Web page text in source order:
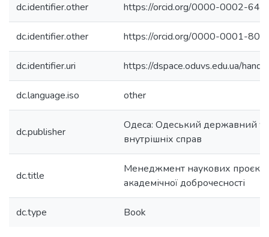
dc.identifier.other https://orcid.org/0000-0002-
dc.identifier.other https://orcid.org/0000-0001-
dc.identifier.uri https://dspace.oduvs.edu.ua/
dc.language.iso other
dc.publisher
Одеса: Одеський державний
внутрішніх справ
dc.title
Менеджмент наукових
академічної доброчесності
dc.type Book